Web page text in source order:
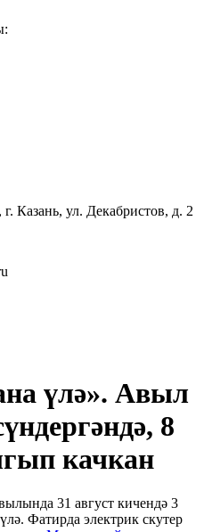
Казань, ул. Декабристов, д. 2
үлә». Авыл
8
качкан
31 август кичендә 3
Фатирда электрик скутер